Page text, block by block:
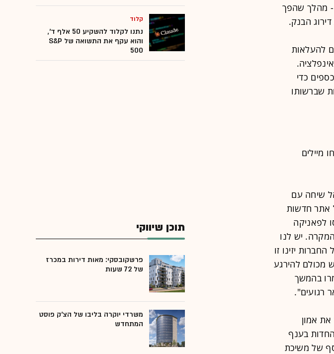
- מהלך שהפך
הבנק.
להעלאות
כדי
שברשותו
מיילים
שיחה עם
אתר חדשות
לפאניקה
יש לנו
יזינו זו
מכולם להירגע
בהמשך
אמון
בענף
של משיכת
קלוד
נתנו לקלוד להשקיע 50 אלף ד',
והוא עקף את התשואה של S&P
500
תוכן שיווקי
פרשקובסקי: מאות דירות במכרז
של 72 שעות
משרדי יוקרה בליבו של הצ'ק פוסט
המתחדש